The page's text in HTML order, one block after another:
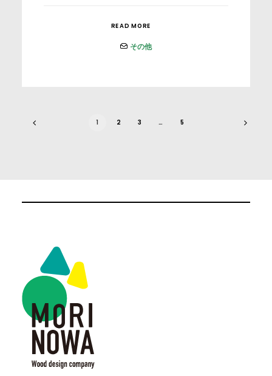
READ MORE
その他
1 2 3 … 5